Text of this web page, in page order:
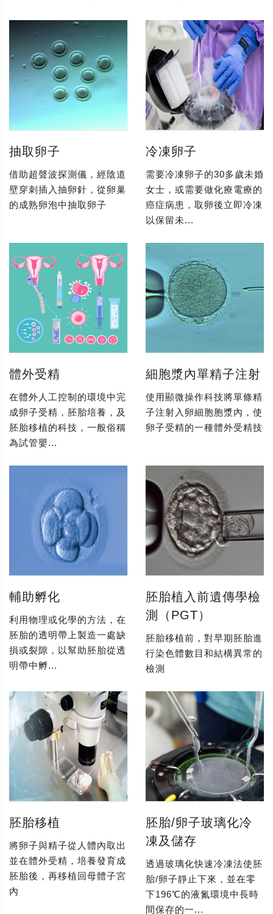
抽取卵子
借助超聲波探測儀，經陰道
壁穿刺插入抽卵針，從卵巢
的成熟卵泡中抽取卵子
冷凍卵子
需要冷凍卵子的30多歲未婚
女士，或需要做化療電療的
癌症病患，取卵後立即冷凍
以保留未...
體外受精
在體外人工控制的環境中完
成卵子受精，胚胎培養，及
胚胎移植的科技，一般俗稱
為試管嬰...
細胞漿內單精子注射
使用顯微操作科技將單條精
子注射入卵細胞胞漿內，使
卵子受精的一種體外受精技
輔助孵化
利用物理或化學的方法，在
胚胎的透明帶上製造一處缺
損或裂隙，以幫助胚胎從透
明帶中孵...
胚胎植入前遺傳學檢
測（PGT）
胚胎移植前，對早期胚胎進
行染色體數目和結構異常的
檢測
胚胎移植
將卵子與精子從人體內取出
並在體外受精，培養發育成
胚胎後，再移植回母體子宮
內
胚胎/卵子玻璃化冷
凍及儲存
透過玻璃化快速冷凍法使胚
胎/卵子靜止下來，並在零
下196℃的液氮環境中長時
間保存的一...